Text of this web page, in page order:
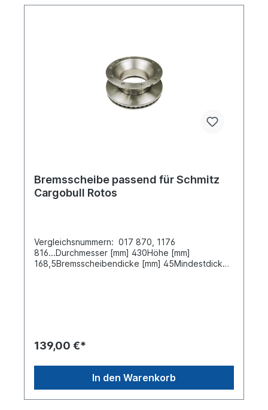
Bremsscheibe passend für Schmitz
Cargobull Rotos
Vergleichsnummern: 017 870, 1176
816...Durchmesser [mm] 430Höhe [mm]
168,5Bremsscheibendicke [mm] 45Mindestdicke
SK7000 Caliper 22.5" WheelWeitere
139,00 €*
In den Warenkorb